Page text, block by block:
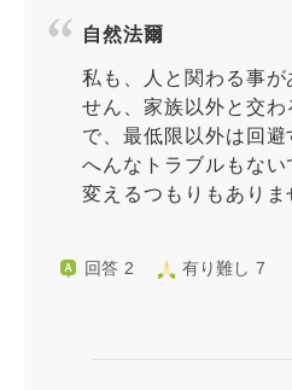
自然法爾
私も、人と関わる事が
せん、家族以外と交
で、最低限以外は回避
へんなトラブルもな
変えるつもりもありま
回答 2 有り難し 7